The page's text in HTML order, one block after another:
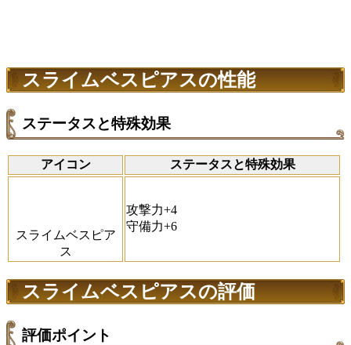
スライムベスピアスの性能
ステータスと特殊効果
アイコン ステータスと特殊効果
スライムベスピア
ス
攻撃力+4
守備力+6
スライムベスピアスの評価
評価ポイント